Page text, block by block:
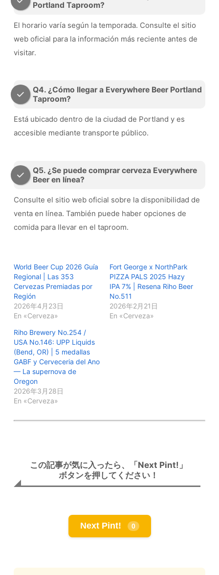
Portland Taproom?
El horario varía según la temporada. Consulte el sitio
web oficial para la información más reciente antes de
visitar.
Q4. ¿Cómo llegar a Everywhere Beer Portland
Taproom?
Está ubicado dentro de la ciudad de Portland y es
accesible mediante transporte público.
Q5. ¿Se puede comprar cerveza Everywhere
Beer en línea?
Consulte el sitio web oficial sobre la disponibilidad de
venta en línea. También puede haber opciones de
comida para llevar en el taproom.
World Beer Cup 2026 Guía
Regional | Las 353
Cervezas Premiadas por
Región
2026年4月23日
En «Cerveza»
Fort George x NorthPark
PIZZA PALS 2025 Hazy
IPA 7% | Resena Riho Beer
No.511
2026年2月21日
En «Cerveza»
Riho Brewery No.254 /
USA No.146: UPP Liquids
(Bend, OR) | 5 medallas
GABF y Cerveceria del Ano
— La supernova de
Oregon
2026年3月28日
En «Cerveza»
この記事が気に入ったら、「Next Pint!」
ボタンを押してください！
Next Pint! 0